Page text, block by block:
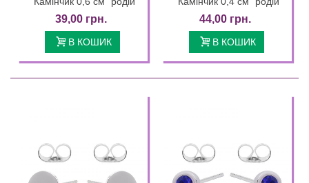
39,00 грн.
В КОШИК
44,00 грн.
В КОШИК